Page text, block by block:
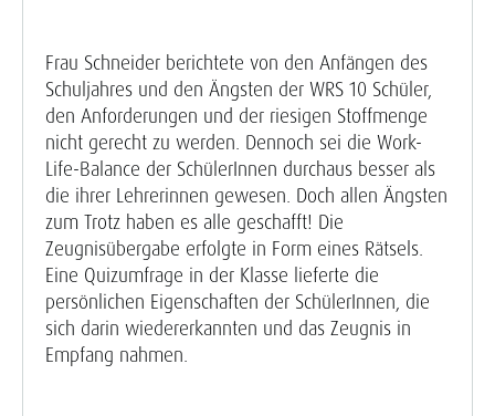
Frau Schneider berichtete von den Anfängen des
Schuljahres und den Ängsten der WRS 10 Schüler,
den Anforderungen und der riesigen Stoffmenge
nicht gerecht zu werden. Dennoch sei die Work-
Life-Balance der SchülerInnen durchaus besser als
die ihrer Lehrerinnen gewesen. Doch allen Ängsten
zum Trotz haben es alle geschafft! Die
Zeugnisübergabe erfolgte in Form eines Rätsels.
Eine Quizumfrage in der Klasse lieferte die
persönlichen Eigenschaften der SchülerInnen, die
sich darin wiedererkannten und das Zeugnis in
Empfang nahmen.